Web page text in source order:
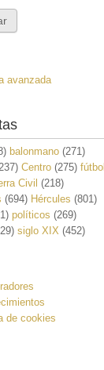
avanzada
balonmano (271)
Centro (275) fútbol
Civil (218)
(694) Hércules (801)
políticos (269)
siglo XIX (452)
de cookies